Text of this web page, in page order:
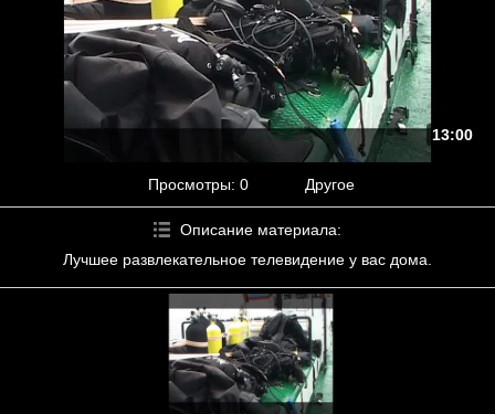
13:00
Просмотры: 0 Другое
Описание материала:
Лучшее развлекательное телевидение у вас дома.